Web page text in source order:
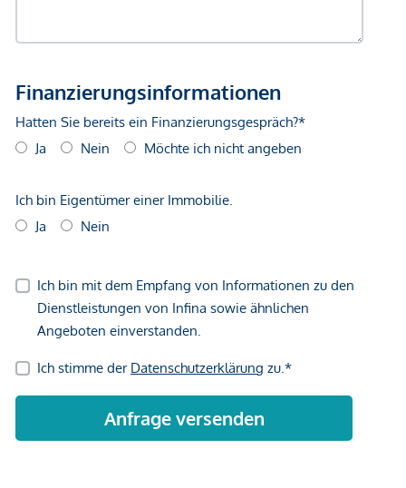
Fußbodenheizung
Verfügbare Objekte:
Top 2: EG I Geschäftslokal I Verkaufsfläche: ca.
Top 3: 1. OG I 4 Zimmer I Wohnfläche: ca: 169,59m² I
Dachterrasse: ca. 19,70m², Kaufpreis: 1.059.000,--€
Top 1: 1. OG I 4 Zimmer I Wohnfläche: ca: 170,47m² I
Terrasse: ca. 18,53m², Kaufpreis: 1.094.900,--€
Top 2: 2. OG I 3 Zimmer I Wohnfläche: ca: 158,59m² I
Top 3: DG I 3 Zimmer I Wohnfläche: ca: 134,22m² I
Loggia/Balkon: ca. 20,32m², Kaufpreis: 998.900,--€
Stellplätze: